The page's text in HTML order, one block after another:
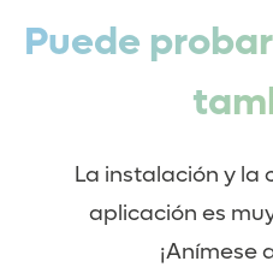
Puede
La instalación y la
aplicación es
¡Anímese